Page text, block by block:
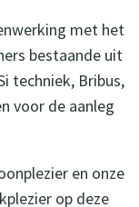
met het
bestaande uit
techniek, Bribus,
voor de aanleg
en onze
op deze